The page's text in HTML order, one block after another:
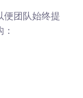
便团队始终提